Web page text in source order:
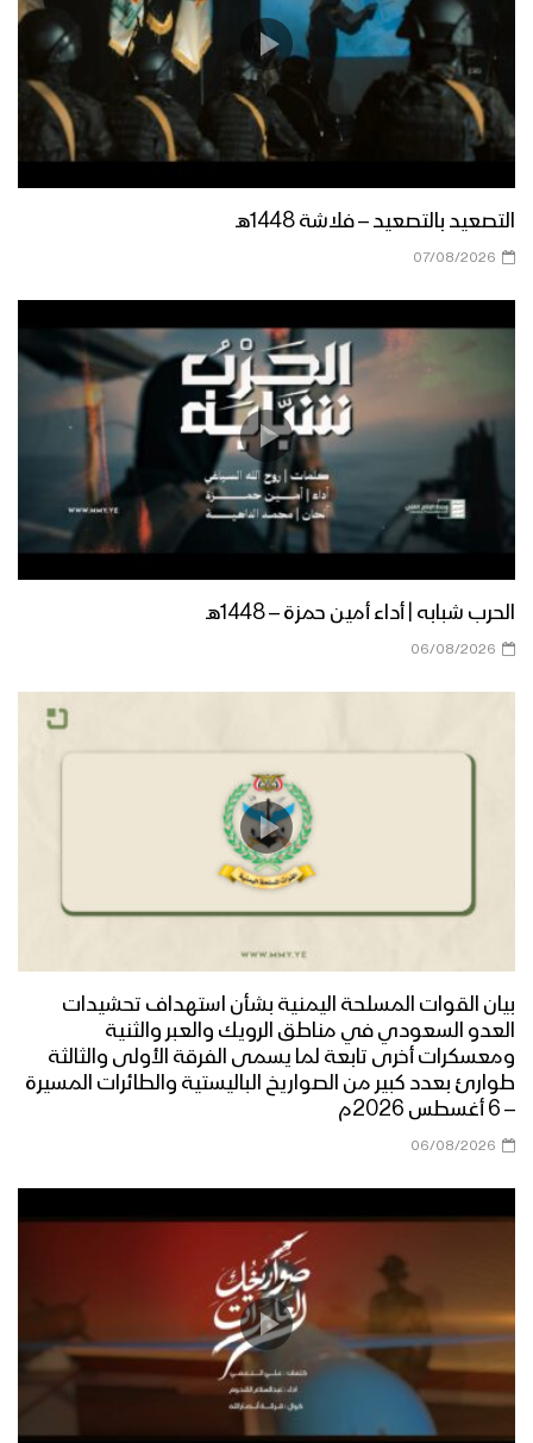
التصعيد بالتصعيد – فلاشة 1448هـ
07/08/2026
الحرب شبابه | أداء أمين حمزة – 1448هـ
06/08/2026
بيان القوات المسلحة اليمنية بشأن استهداف تحشيدات
العدو السعودي في مناطق الرويك والعبر والثنية
ومعسكرات أخرى تابعة لما يسمى الفرقة الأولى والثالثة
طوارئ بعدد كبير من الصواريخ الباليستية والطائرات المسيرة
– 6 أغسطس 2026م
06/08/2026